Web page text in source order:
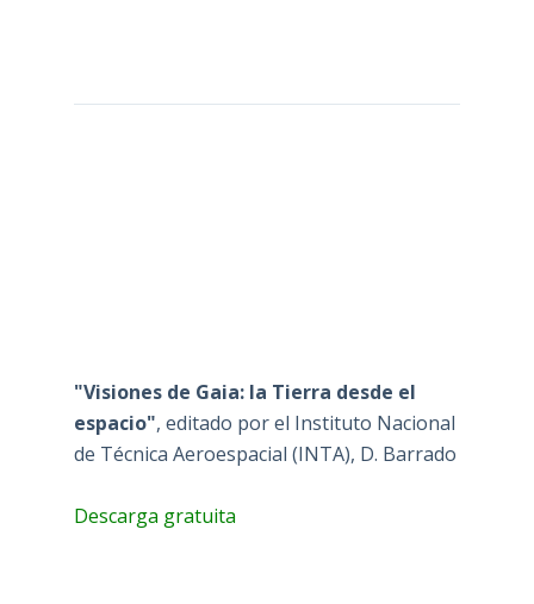
"Visiones de Gaia: la Tierra desde el
espacio", editado por el Instituto Nacional
de Técnica Aeroespacial (INTA), D. Barrado
Descarga gratuita